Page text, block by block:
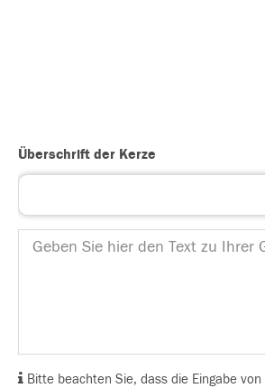
Überschrift der Kerze
Bitte beachten Sie, dass die Eingabe